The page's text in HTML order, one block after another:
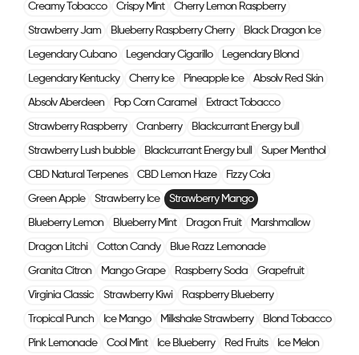
Creamy Tobacco Crispy Mint Cherry Lemon Raspberry
Strawberry Jam Blueberry Raspberry Cherry Black Dragon Ice
Legendary Cubano Legendary Cigarillo Legendary Blond
Legendary Kentucky Cherry Ice Pineapple Ice Absolv Red Skin
Absolv Aberdeen Pop Corn Caramel Extract Tobacco
Strawberry Raspberry Cranberry Blackcurrant Energy bull
Strawberry Lush bubble Blackcurrant Energy bull Super Menthol
CBD Natural Terpenes CBD Lemon Haze Fizzy Cola
Green Apple Strawberry Ice Strawberry Mango
Blueberry Lemon Blueberry Mint Dragon Fruit Marshmallow
Dragon Litchi Cotton Candy Blue Razz Lemonade
Granita Citron Mango Grape Raspberry Soda Grapefruit
Virginia Classic Strawberry Kiwi Raspberry Blueberry
Tropical Punch Ice Mango Milkshake Strawberry Blond Tobacco
Pink Lemonade Cool Mint Ice Blueberry Red Fruits Ice Melon